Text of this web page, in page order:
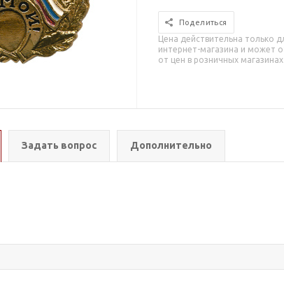
Поделиться
Цена действительна только
интернет-магазина и может
от цен в розничных магазинах
Задать вопрос Дополнительно